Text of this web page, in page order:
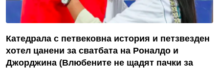
Катедрала с петвековна история и петзвезден
хотел цанени за сватбата на Роналдо и
Джорджина (Влюбените не щадят пачки за